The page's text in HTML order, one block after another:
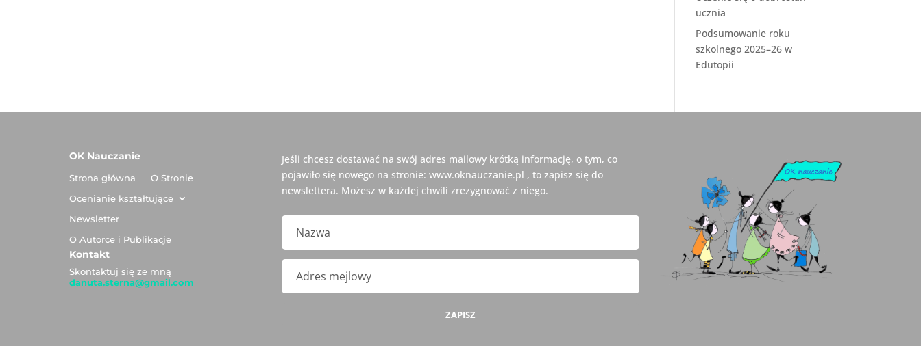
ucznia
Podsumowanie roku
szkolnego 2025–26 w
Edutopii
OK Nauczanie
Strona główna
O Stronie
Ocenianie kształtujące
Newsletter
O Autorce i Publikacje
Kontakt
Skontaktuj się ze mną
danuta.sterna@gmail.com
Jeśli chcesz dostawać na swój adres mailowy krótką informację, o tym, co
pojawiło się nowego na stronie: www.oknauczanie.pl , to zapisz się do
newslettera. Możesz w każdej chwili zrezygnować z niego.
ZAPISZ